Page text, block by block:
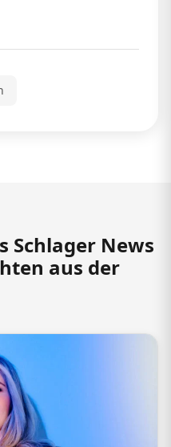
Schlager News
aus der